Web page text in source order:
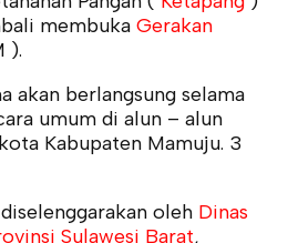
membuka Gerakan
).
akan berlangsung selama
umum di alun – alun
Kabupaten Mamuju. 3
oleh Dinas
Sulawesi Barat,